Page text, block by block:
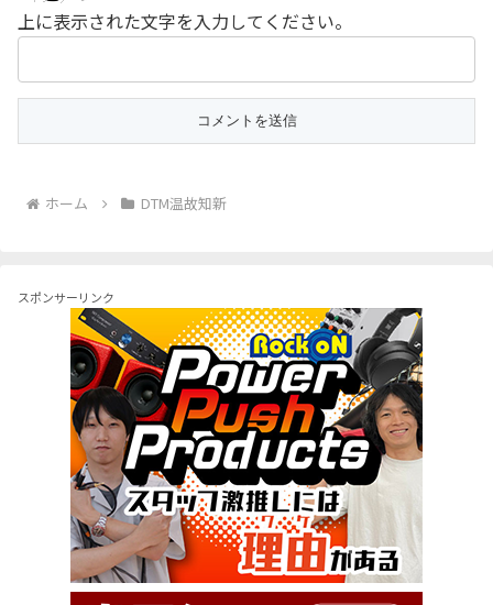
上に表示された文字を入力してください。
ホーム DTM温故知新
スポンサーリンク